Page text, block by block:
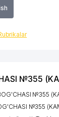
№355
№355
№355